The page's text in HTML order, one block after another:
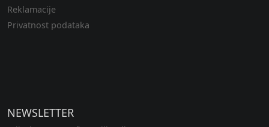
Reklamacije
Privatnost podataka
NEWSLETTER